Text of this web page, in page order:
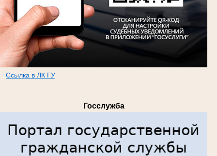
Ссылка в ЛК ГУ
Госслужба